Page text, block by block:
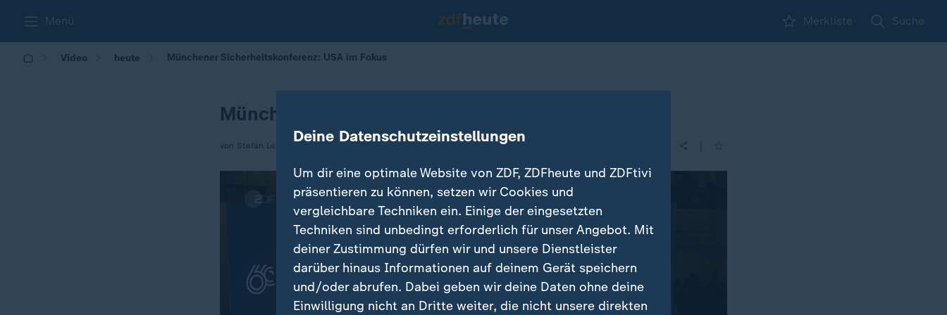
Menü Merkliste Suche
Video heute Münchener Sicherheitskonferenz: USA im Fokus
Münchener Sicherheitskonferenz: USA im Fokus
von Stefan Leifert Deine Datenschutzeinstellungen
Um dir eine optimale Website von ZDF, ZDFheute und ZDFtivi
präsentieren zu können, setzen wir Cookies und
vergleichbare Techniken ein. Einige der eingesetzten
Techniken sind unbedingt erforderlich für unser Angebot. Mit
deiner Zustimmung dürfen wir und unsere Dienstleister
darüber hinaus Informationen auf deinem Gerät speichern
und/oder abrufen. Dabei geben wir deine Daten ohne deine
Einwilligung nicht an Dritte weiter, die nicht unsere direkten